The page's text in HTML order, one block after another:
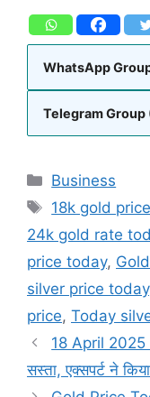
WhatsApp
Telegram Group
Business
18k gold
24k gold rate
price today,
silver price today
price, Today
18 April 2025
सस्ता, एक्सपर्ट ने